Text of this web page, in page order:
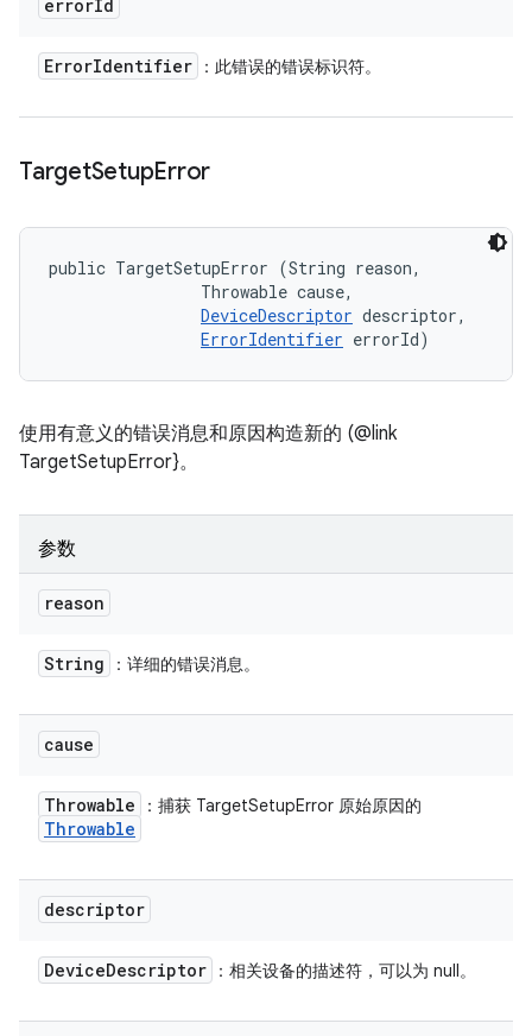
errorId
ErrorIdentifier ：此错误的错误标识符。
TargetSetupError
public TargetSetupError (String reason,
                Throwable cause,
DeviceDescriptor descriptor,
ErrorIdentifier errorId)
使用有意义的错误消息和原因构造新的 (@link
TargetSetupError}。
参数
reason
String ：详细的错误消息。
cause
Throwable ：捕获 TargetSetupError 原始原因的
Throwable
descriptor
DeviceDescriptor ：相关设备的描述符，可以为 null。